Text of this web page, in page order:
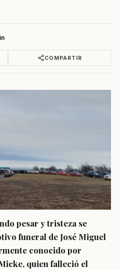
COMPARTIR
pesar y tristeza se
funeral de José Miguel
conocido por
quien falleció el